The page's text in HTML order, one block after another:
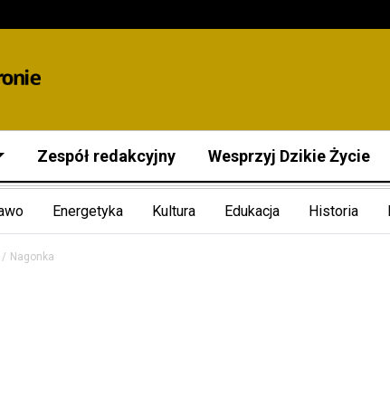
Zespół redakcyjny Wesprzyj Dzikie Życie
Energetyka Kultura Edukacja Historia
Nagonka